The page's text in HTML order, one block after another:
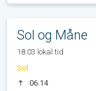
Sol og Måne
18.03 lokal tid
Sol
06.14